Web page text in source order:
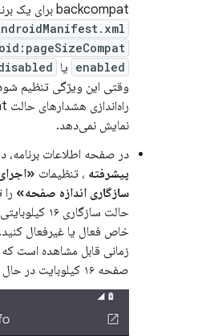
backcompat برای یک برنامه خاص در
enabled یا
وقتی این ویژگی تنظیم
نمایش نمی‌دهد.
در صفحه اطلاعات برنامه،
پیشرفته ، تنظیمات
سازگاری اندازه صفحه»
حالت سازگاری ۱۶
خاص فعال یا غیرفعال
زمانی قابل مشاهده است که
صفحه ۱۶ کیلوبایت در حال اجرا باشد.